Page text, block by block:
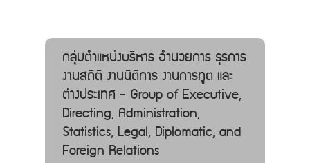
กลุ่มตำแหน่งบริหาร อํานวยการ ธุรการ
งานสถิติ งานนิติการ งานการทูต และ
ต่างประเทศ - Group of Executive,
Directing, Administration,
Statistics, Legal, Diplomatic, and
Foreign Relations